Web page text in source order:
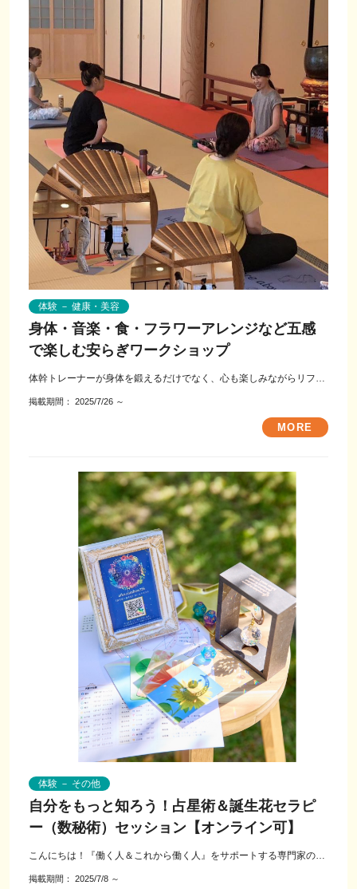
体験 － 健康・美容
身体・音楽・食・フラワーアレンジなど五感
で楽しむ安らぎワークショップ
体幹トレーナーが身体を鍛えるだけでなく、心も楽しみながらリフレ
掲載期間： 2025/7/26 ～
MORE
体験 － その他
自分をもっと知ろう！占星術＆誕生花セラピ
ー（数秘術）セッション【オンライン可】
こんにちは！『働く人＆これから働く人』をサポートする専門家の愛
掲載期間： 2025/7/8 ～